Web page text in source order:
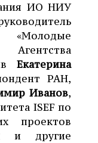
ИО НИУ
«Молодые
Екатерина
РАН,
Иванов,
ISEF по
проектов
и другие